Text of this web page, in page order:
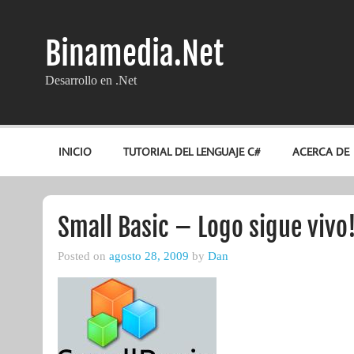
Binamedia.Net
Desarrollo en .Net
INICIO TUTORIAL DEL LENGUAJE C# ACERCA DE
Small Basic – Logo sigue
Posted on agosto 28, 2009 by Dan